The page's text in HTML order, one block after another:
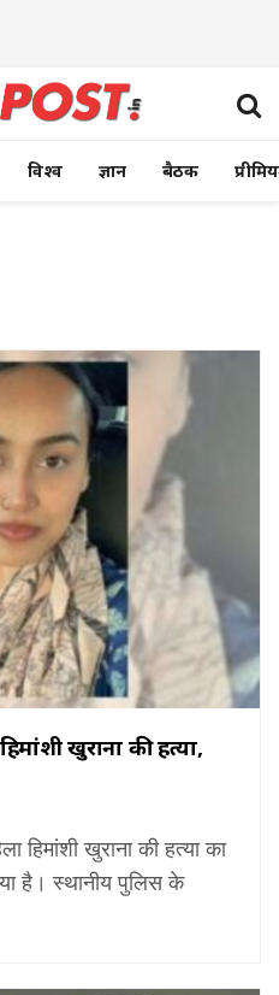
विश्व ज्ञान बैठक
खुराना की हत्या,
हिमांशी खुराना की हत्या का
है। स्थानीय पुलिस के